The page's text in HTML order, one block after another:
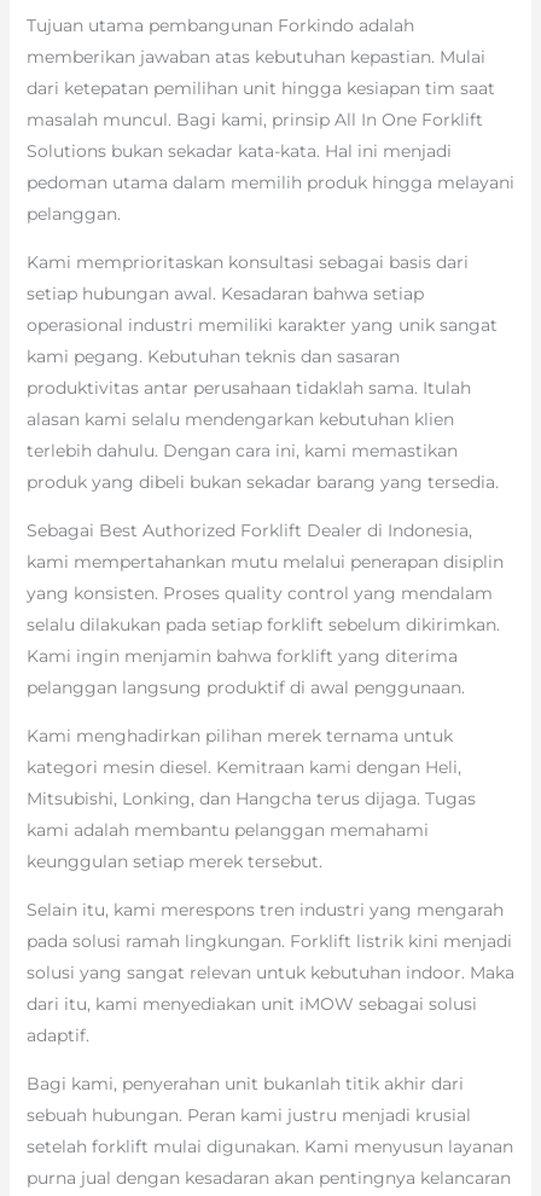
Tujuan utama pembangunan Forkindo adalah
memberikan jawaban atas kebutuhan kepastian. Mulai
dari ketepatan pemilihan unit hingga kesiapan tim saat
masalah muncul. Bagi kami, prinsip All In One Forklift
Solutions bukan sekadar kata-kata. Hal ini menjadi
pedoman utama dalam memilih produk hingga melayani
pelanggan.
Kami memprioritaskan konsultasi sebagai basis dari
setiap hubungan awal. Kesadaran bahwa setiap
operasional industri memiliki karakter yang unik sangat
kami pegang. Kebutuhan teknis dan sasaran
produktivitas antar perusahaan tidaklah sama. Itulah
alasan kami selalu mendengarkan kebutuhan klien
terlebih dahulu. Dengan cara ini, kami memastikan
produk yang dibeli bukan sekadar barang yang tersedia.
Sebagai Best Authorized Forklift Dealer di Indonesia,
kami mempertahankan mutu melalui penerapan disiplin
yang konsisten. Proses quality control yang mendalam
selalu dilakukan pada setiap forklift sebelum dikirimkan.
Kami ingin menjamin bahwa forklift yang diterima
pelanggan langsung produktif di awal penggunaan.
Kami menghadirkan pilihan merek ternama untuk
kategori mesin diesel. Kemitraan kami dengan Heli,
Mitsubishi, Lonking, dan Hangcha terus dijaga. Tugas
kami adalah membantu pelanggan memahami
keunggulan setiap merek tersebut.
Selain itu, kami merespons tren industri yang mengarah
pada solusi ramah lingkungan. Forklift listrik kini menjadi
solusi yang sangat relevan untuk kebutuhan indoor. Maka
dari itu, kami menyediakan unit iMOW sebagai solusi
adaptif.
Bagi kami, penyerahan unit bukanlah titik akhir dari
sebuah hubungan. Peran kami justru menjadi krusial
setelah forklift mulai digunakan. Kami menyusun layanan
purna jual dengan kesadaran akan pentingnya kelancaran